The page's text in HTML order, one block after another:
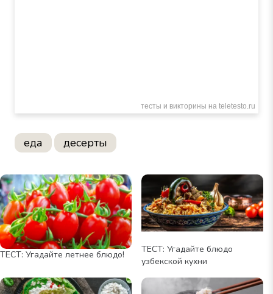
еда десерты
ТЕСТ: Угадайте летнее блюдо!
ТЕСТ: Угадайте блюдо
узбекской кухни